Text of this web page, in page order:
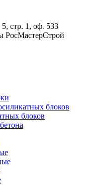
стр. 1, оф. 533
РосМастерСтрой
блоков
блоков